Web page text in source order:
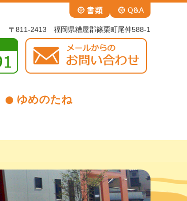
〒811-2413 福岡県糟屋郡篠栗町尾仲588-1
ゆめのたね